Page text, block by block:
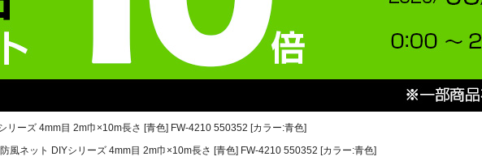
リーズ 4mm目 2m巾×10m長さ [青色] FW-4210 550352 [カラー:青色]
風ネット DIYシリーズ 4mm目 2m巾×10m長さ [青色] FW-4210 550352 [カラー:青色]